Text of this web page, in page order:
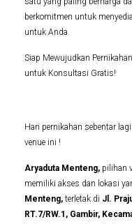
berkomitmen untuk
untuk Anda.
Siap Mewujudkan
untuk Konsultasi Gratis!
Hari pernikahan sebentar
venue ini !
Aryaduta Menteng, pilihan
memiliki akses dan lokasi
Menteng, terletak di Jl.
RT.7/RW.1, Gambir,